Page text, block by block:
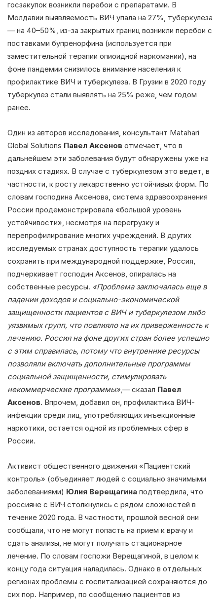
госзакупок возникли перебои с препаратами. В
Молдавии выявляемость ВИЧ упала на 27%, туберкулеза
— на 40–50%, из-за закрытых границ возникли перебои с
поставками бупренорфина (используется при
заместительной терапии опиоидной наркомании), на
фоне пандемии снизилось внимание населения к
профилактике ВИЧ и туберкулеза. В Грузии в 2020 году
туберкулез стали выявлять на 25% реже, чем годом
ранее.
Один из авторов исследования, консультант Matahari
Global Solutions Павел Аксенов отмечает, что в
дальнейшем эти заболевания будут обнаружены уже на
поздних стадиях. В случае с туберкулезом это ведет, в
частности, к росту лекарственно устойчивых форм. По
словам господина Аксенова, система здравоохранения
России продемонстрировала «большой уровень
устойчивости», несмотря на перегрузку и
перепрофилирование многих учреждений. В других
исследуемых странах доступность терапии удалось
сохранить при международной поддержке, Россия,
подчеркивает господин Аксенов, опиралась на
собственные ресурсы. «Проблема заключалась еще в
падении доходов и социально-экономической
защищенности пациентов с ВИЧ и туберкулезом либо
уязвимых групп, что повлияло на их приверженность к
лечению. Россия на фоне других стран более успешно
с этим справилась, потому что внутренние ресурсы
позволяли включать дополнительные программы
социальной защищенности, стимулировать
некоммерческие программы» ,— сказал Павел
Аксенов. Впрочем, добавил он, профилактика ВИЧ-
инфекции среди лиц, употребляющих инъекционные
наркотики, остается одной из проблемных сфер в
России.
Активист общественного движения «Пациентский
контроль» (объединяет людей с социально значимыми
заболеваниями) Юлия Верещагина подтвердила, что
россияне с ВИЧ столкнулись с рядом сложностей в
течение 2020 года. В частности, прошлой весной они
сообщали, что не могут попасть на прием к врачу и
сдать анализы, не могут получать стационарное
лечение. По словам госпожи Верещагиной, в целом к
концу года ситуация наладилась. Однако в отдельных
регионах проблемы с госпитализацией сохраняются до
сих пор. Например, по сообщению пациентов из